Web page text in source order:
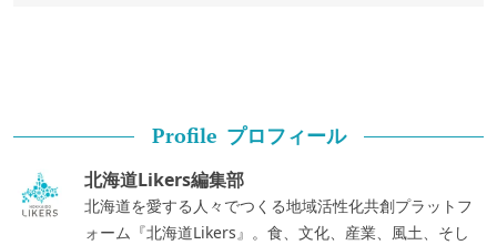
Profile プロフィール
北海道Likers編集部
北海道を愛する人々でつくる地域活性化共創プラットフ
ォーム『北海道Likers』。食、文化、産業、風土、そし